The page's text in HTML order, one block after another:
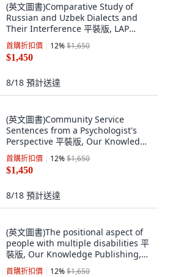
(英文圖書)Comparative Study of
Russian and Uzbek Dialects and
Their Interference 平裝版, LAP
Lambert Academic Publis..., 英文
首購折扣價 12%$1,650
$1,450
8/18 預計送達
(英文圖書)Community Service
Sentences from a Psychologist's
Perspective 平裝版, Our Knowledge
Publishing, 英文
首購折扣價 12%$1,650
$1,450
8/18 預計送達
(英文圖書)The positional aspect of
people with multiple disabilities 平
裝版, Our Knowledge Publishing,
英文
首購折扣價 12%$1,650